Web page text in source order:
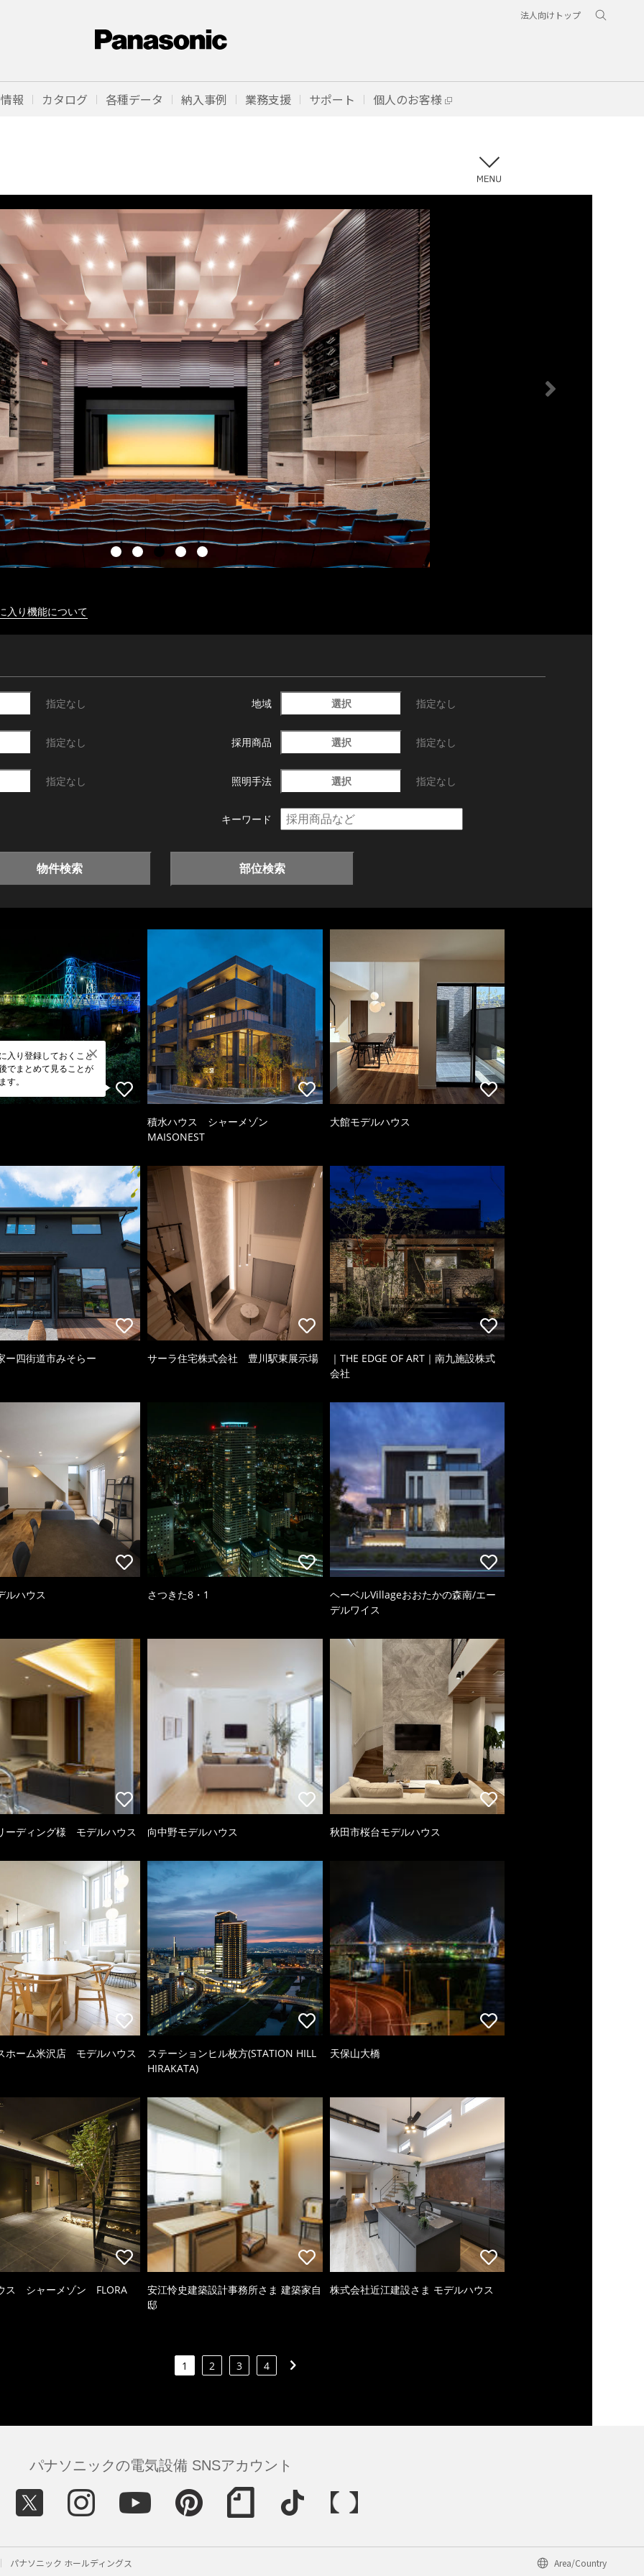
法人向けトップ
報 カタログ 各種データ 納入事例 業務支援 サポート 個人のお客様
入り機能について
指定なし 地域 選択 指定なし
指定なし 採用商品 選択 指定なし
指定なし 照明手法 選択 指定なし
キーワード
物件検索 部位検索
入り登録しておくこと
でまとめて見ることが
す。
積水ハウス シャーメゾン
MAISONEST
大館モデルハウス
ー四街道市みそらー サーラ住宅株式会社 豊川駅東展示場
｜THE EDGE OF ART｜南九施設株式
会社
ルハウス さつきた8・1
ヘーベルVillageおおたかの森南/エー
デルワイス
ーディング様 モデルハウス 向中野モデルハウス 秋田市桜台モデルハウス
ホーム米沢店 モデルハウス
ステーションヒル枚方(STATION HILL
HIRAKATA)
天保山大橋
ス シャーメゾン FLORA
安江怜史建築設計事務所さま 建築家自
邸
株式会社近江建設さま モデルハウス
1 2 3 4
パナソニックの電気設備 SNSアカウント
パナソニック ホールディングス Area/Country